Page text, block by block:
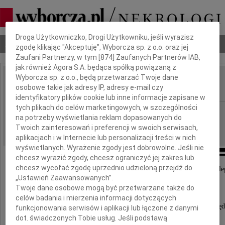
Nekrologi Odeszli Poradnik pogrzebowy
IMIĘ I NAZWISKO: Jacek Pomorski
REGION: Wrocław
DATA EMISJI: 21.01.2010
Dnia 17 stycznia 2010 roku zmarł nasz drogi
Jacek Pomorski
- wspaniały Człowiek, Przyjaciel, niezrównany
Żegnamy Cię, Jacku, a
Dbamy o Twoją prywatność
Droga Użytkowniczko, Drogi Użytkowniku, jeśli wyrazisz
zgodę klikając "Akceptuję", Wyborcza sp. z o.o. oraz jej
Zaufani Partnerzy, w tym [874 ] Zaufanych Partnerów IAB,
jak również Agora S.A. będąca spółką powiązaną z
Wyborcza sp. z o.o., będą przetwarzać Twoje dane
osobowe takie jak adresy IP, adresy e-mail czy
identyfikatory plików cookie lub inne informacje zapisane w
tych plikach do celów marketingowych, w szczególności
na potrzeby wyświetlania reklam dopasowanych do
Twoich zainteresowań i preferencji w swoich serwisach,
aplikacjach i w Internecie lub personalizacji treści w nich
wyświetlanych. Wyrażenie zgody jest dobrowolne. Jeśli nie
chcesz wyrazić zgody, chcesz ograniczyć jej zakres lub
chcesz wycofać zgodę uprzednio udzieloną przejdź do
„Ustawień Zaawansowanych”.
Twoje dane osobowe mogą być przetwarzane także do
celów badania i mierzenia informacji dotyczących
funkcjonowania serwisów i aplikacji lub łączone z danymi
dot. świadczonych Tobie usług. Jeśli podstawą